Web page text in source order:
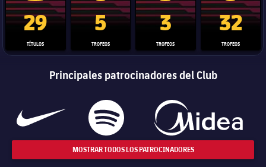
Trofeo de La Liga
29
TÍTULOS
Trofeo de la Liga de Campeones
5
TROFEOS
Trofeo del Mundial de
3
TROFEOS
Copa del
32
TROFEOS
Principales patrocinadores del Club
MOSTRAR TODOS LOS PATROCINADORES